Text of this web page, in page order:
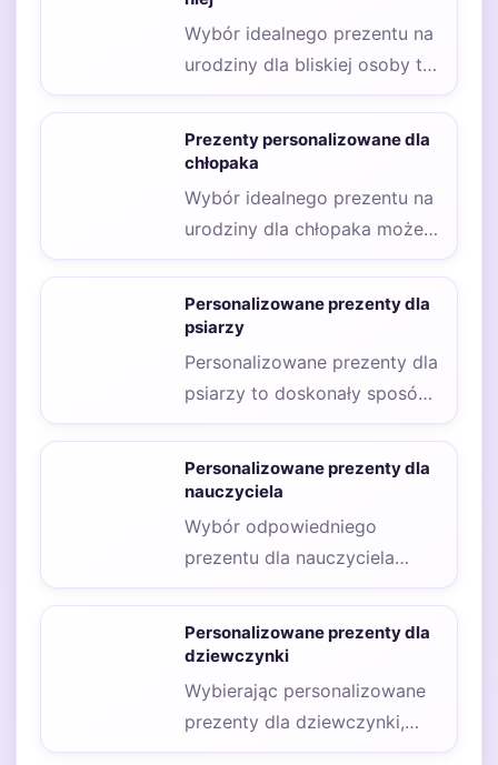
Wybór idealnego prezentu na
urodziny dla bliskiej osoby to
często nie lada wyzwanie,
Prezenty personalizowane dla
chłopaka
Wybór idealnego prezentu na
urodziny dla chłopaka może
być nie lada wyzwaniem,
zwłaszcza gdy chcemy,…
Personalizowane prezenty dla
psiarzy
Personalizowane prezenty dla
psiarzy to doskonały sposób
na wyrażenie miłości do
czworonogów oraz
podkreślenie więzi,…
Personalizowane prezenty dla
nauczyciela
Wybór odpowiedniego
prezentu dla nauczyciela
może być wyzwaniem,
zwłaszcza gdy chcemy, aby
był on wyjątkowy…
Personalizowane prezenty dla
dziewczynki
Wybierając personalizowane
prezenty dla dziewczynki,
warto zwrócić uwagę na jej